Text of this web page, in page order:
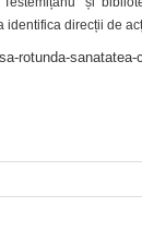
direcții de
rotunda-